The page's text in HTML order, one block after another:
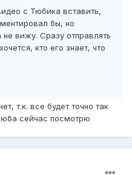
с Тюбика вставить,
бы, но
вижу. Сразу отправлять
кто его знает, что
т.к. все будет точно так
сейчас посмотрю